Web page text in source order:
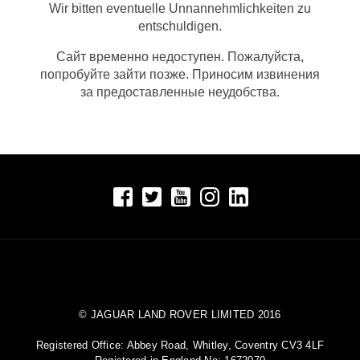
Wir bitten eventuelle Unnannehmlichkeiten zu
entschuldigen.
Сайт временно недоступен. Пожалуйста,
попробуйте зайти позже. Приносим извинения
за предоставленные неудобства.
© JAGUAR LAND ROVER LIMITED 2016
Registered Office: Abbey Road, Whitley, Coventry CV3 4LF